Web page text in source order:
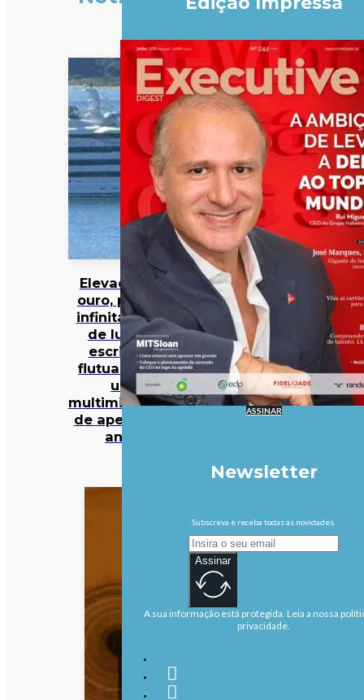
Elevador de
ouro, piscina
infinita e spa
de luxo: o
escritório
flutuante de
um
multimilionário
de apenas 27
anos
ASSINAR
Newsletter
Subscreva e receba todas as novidades.
Assinar
A sua informação está protegida. Leia a nossa
privacidade.